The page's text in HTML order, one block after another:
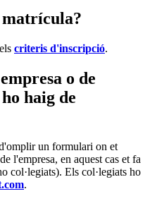
matrícula?
criteris d'inscripció.
o de
haig de
un formulari on et
l'empresa, en aquest cas et fa
col·legiats). Els col·legiats ho
.